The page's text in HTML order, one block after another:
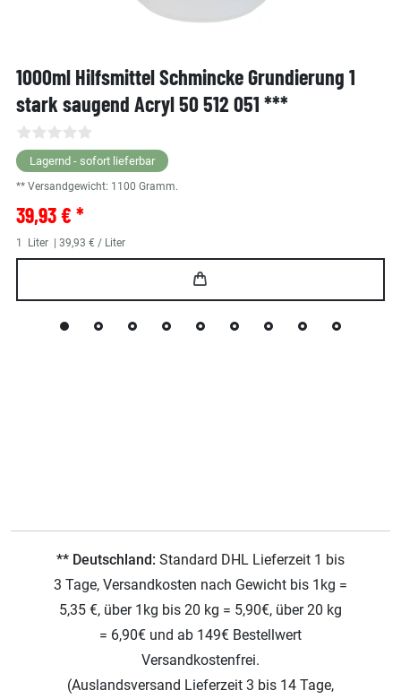
1000ml Hilfsmittel Schmincke Grundierung 1
stark saugend Acryl 50 512 051 ***
Lagernd - sofort lieferbar
** Versandgewicht: 1100 Gramm.
39,93 € *
1 Liter | 39,93 € / Liter
** Deutschland: Standard DHL Lieferzeit 1 bis
3 Tage, Versandkosten nach Gewicht bis 1kg =
5,35 €, über 1kg bis 20 kg = 5,90€, über 20 kg
= 6,90€ und ab 149€ Bestellwert
Versandkostenfrei.
(Auslandsversand Lieferzeit 3 bis 14 Tage,